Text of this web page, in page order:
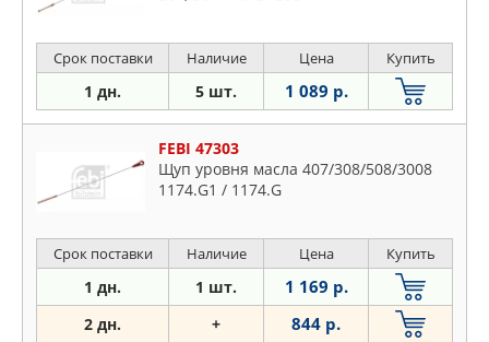
Срок поставки Наличие Цена Купить
1 дн. 5 шт. 1 089 р.
FEBI 47303
Щуп уровня масла 407/308/508/3008
1174.G1 / 1174.G
Срок поставки Наличие Цена Купить
1 дн. 1 шт. 1 169 р.
2 дн. + 844 р.